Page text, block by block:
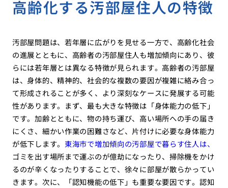
高齢化する汚部屋住人の特徴
汚部屋問題は、若年層に広がりを見せる一方で、高齢化社会
の進展とともに、高齢者の汚部屋住人も増加傾向にあり、彼
らには若年層とは異なる特徴が見られます。高齢者の汚部屋
は、身体的、精神的、社会的な複数の要因が複雑に絡み合っ
て形成されることが多く、より深刻なケースに発展する可能
性があります。まず、最も大きな特徴は「身体能力の低下」
です。加齢とともに、物の持ち運び、高い場所への手の届き
にくさ、細かい作業の困難さなど、片付けに必要な身体能力
が低下します。 東海市で増加傾向の汚部屋で暮らす住人は、
ゴミを出す場所まで運ぶのが億劫になったり、掃除機をかけ
るのが辛くなったりすることで、徐々に部屋が散らかってい
きます。次に、「認知機能の低下」も重要な要因です。認知